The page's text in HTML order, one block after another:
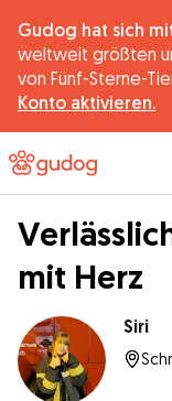
Gudog hat sich
weltweit größten
von Fünf-Sterne-
Konto aktivieren.
mit Herz
Siri